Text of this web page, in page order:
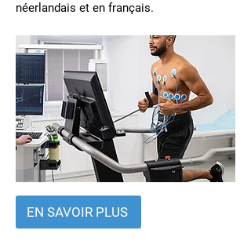
néerlandais et en français.
EN SAVOIR PLUS